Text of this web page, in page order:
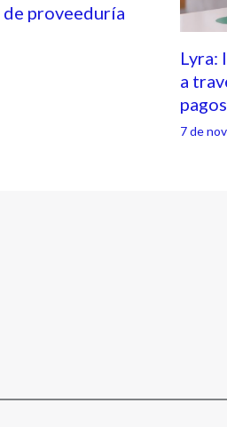
de proveeduría
Lyra:
a
7 de